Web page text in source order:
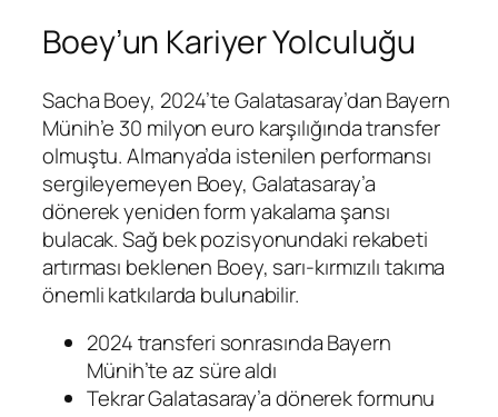
Boey’un Kariyer Yolculuğu
Sacha Boey, 2024’te Galatasaray’dan Bayern
Münih’e 30 milyon euro karşılığında transfer
olmuştu. Almanya’da istenilen performansı
sergileyemeyen Boey, Galatasaray’a
dönerek yeniden form yakalama şansı
bulacak. Sağ bek pozisyonundaki rekabeti
artırması beklenen Boey, sarı-kırmızılı takıma
önemli katkılarda bulunabilir.
2024 transferi sonrasında Bayern
Münih’te az süre aldı
Tekrar Galatasaray’a dönerek formunu